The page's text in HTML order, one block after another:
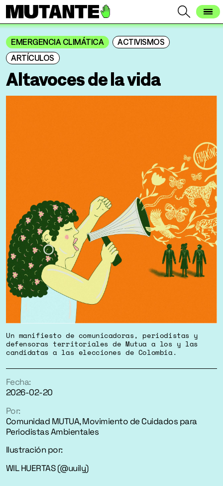
EMERGENCIA CLIMÁTICA
ACTIVISMOS
ARTÍCULOS
Altavoces de la vida
Un manifiesto de comunicadoras, periodistas y
defensoras territoriales de Mutua a los y las
candidatas a las elecciones de Colombia.
Fecha:
2026-02-20
Por:
Comunidad MUTUA, Movimiento de Cuidados para
Periodistas Ambientales
Ilustración por:
WIL HUERTAS (@uuily)